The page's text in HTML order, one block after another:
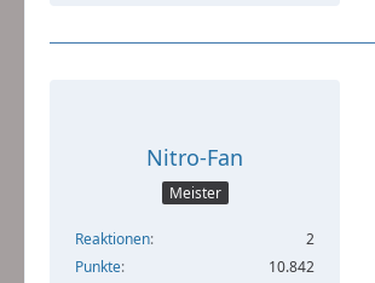
Nitro-Fan
Meister
Reaktionen
2
Punkte
10.842